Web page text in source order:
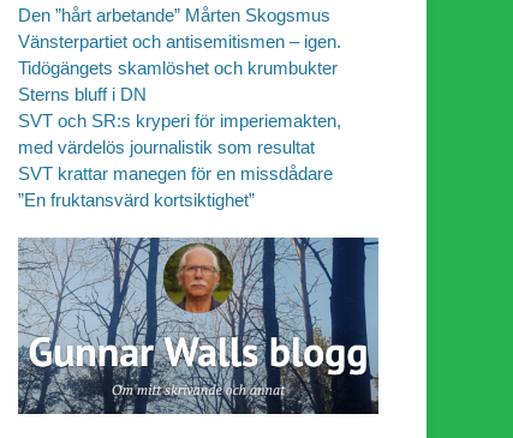
Den ”hårt arbetande” Mårten Skogsmus
Vänsterpartiet och antisemitismen – igen.
Tidögängets skamlöshet och krumbukter
Sterns bluff i DN
SVT och SR:s kryperi för imperiemakten,
med värdelös journalistik som resultat
SVT krattar manegen för en missdådare
”En fruktansvärd kortsiktighet”